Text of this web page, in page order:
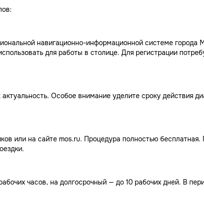
навигационно-информационной системе города
для работы в столице. Для регистрации
Особое внимание уделите сроку действия
или на сайте mos.ru. Процедура полностью бесплатная.
часов, на долгосрочный — до 10 рабочих дней. В